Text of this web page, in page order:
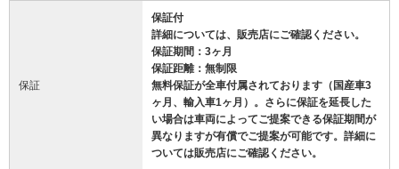
保証
保証付
詳細については、販売店にご確認ください。
保証期間：3ヶ月
保証距離：無制限
無料保証が全車付属されております（国産車3
ヶ月、輸入車1ヶ月）。さらに保証を延長した
い場合は車両によってご提案できる保証期間が
異なりますが有償でご提案が可能です。詳細に
ついては販売店にご確認ください。